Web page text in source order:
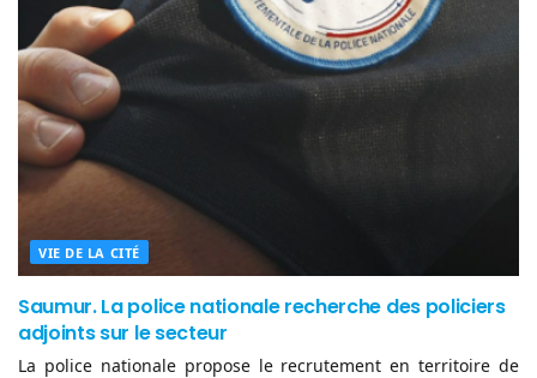
VIE DE LA CITÉ
Saumur. La police nationale recherche des policiers
adjoints sur le secteur
La police nationale propose le recrutement en territoire de